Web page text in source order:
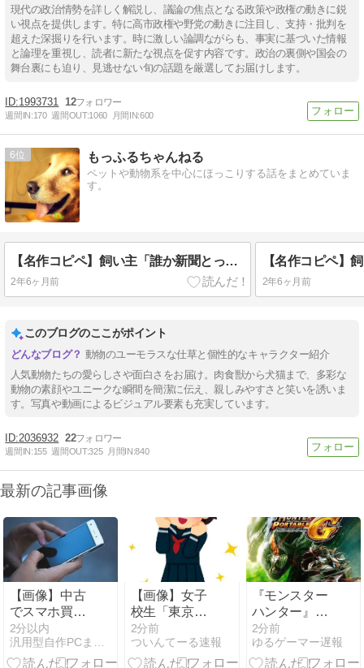
現代の政治情勢を詳しく解説し、議論の焦点となる政策や政権の動きに鋭
い視点を提供します。特に高市政権や野党の動きに注目し、支持・批判を
超えた深掘りを行います。時に激しい論調ながらも、事実に基づいた情報
と論理を重視し、読者に新たな視点を促す内容です。政治の裏側や国会の
舞台裏にも迫り、見逃せない旬の話題を厳選してお届けします。
1993731 12
週間IN:170 週間OUT:1060 月間IN:600
6 もっふるちゃんねる
ペットや動物系を中心にほっこりする話をまとめていま
す。
【名作コピペ】飼い主「誰か新聞とってきてー」←犬種別でお答えしますwwww
2年6ヶ月前 2年6ヶ月前
このブログのここがポイント
動物のユーモラスな仕草と個性的なキャラクター紹介
人気動物たちの愛らしさや面白さをお届け。肉食獣から犬猫まで、多彩な
動物の素顔やユニークな瞬間を簡潔に伝え、親しみやすさと笑いを誘いま
す。写真や動画によるビジュアル要素も充実しています。
2036932 22
週間IN:155 週間OUT:325 月間IN:840
最新の記事画像
【画像】中古
でスマホ買っ
たよ！
2分以内
汎用型自作PCまとめ
【画像】女子
校生「東京駅
でなんか優し
そうなおじい
さんに手を振
2分前
ついんてーる速報
『モンスター
ハンター』と
いうゲームの
魅力ってどん
な部分だと思
2分前
ゆるゲーマー遅報